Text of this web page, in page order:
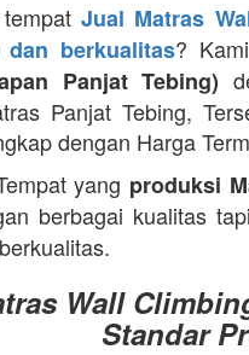
Jual Matras
berkualitas?
Panjat Tebing)
Panjat Tebing,
dengan Harga
yang produksi
berbagai kualitas
Wall
Standar